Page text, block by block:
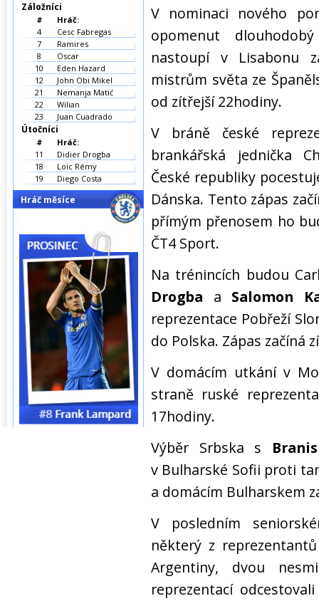
V nominaci nového
opomenut
nastoupí v Lisabonu
mistrům světa ze
od zítřejší 22hodiny.
V bráně české
brankářská jednička
České republiky
Dánska. Tento zápas
přímým přenosem ho
ČT4 Sport.
Na trénincích budou
Drogba a Salomon
reprezentace Pobřeží
do Polska. Zápas začíná
V domácím utkání v
straně ruské
17hodiny.
Výběr Srbska s
v Bulharské Sofii proti
a domácím Bulharskem
V posledním
některý z
Argentiny, dvou
reprezentací
Záložníci
#
Hráč:
4
Cesc Fabregas
7
Ramires
8
Oscar
10
Eden Hazard
12
John Obi Mikel
21
Nemanja Matić
22
Wilian
23
Juan Cuadrado
Útočníci
#
Hráč:
11
Didier Drogba
18
Loic Rémy
19
Diego Costa
Hráč měsíce